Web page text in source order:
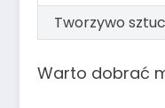
Tworzywo
Warto dobrać